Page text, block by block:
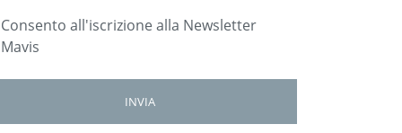
Consento all'iscrizione alla Newsletter
Mavis